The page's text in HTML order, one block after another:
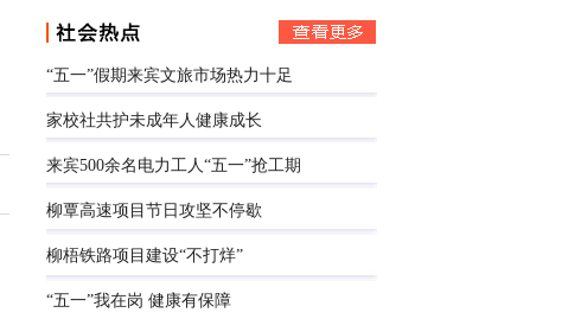
“五一”假期来宾文旅市场热力十足
家校社共护未成年人健康成长
来宾500余名电力工人“五一”抢工期
柳覃高速项目节日攻坚不停歇
柳梧铁路项目建设“不打烊”
“五一”我在岗 健康有保障